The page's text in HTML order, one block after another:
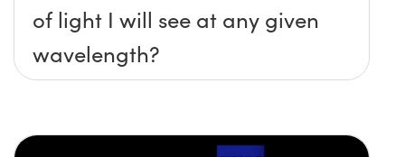
of light I will see at any given
wavelength?